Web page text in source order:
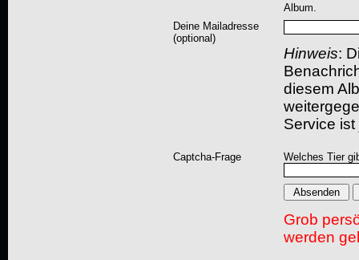
Album.
Deine Mailadresse
(optional)
Hinweis:
diesem
Service
Captcha-Frage Welches Tier
Grob
werden